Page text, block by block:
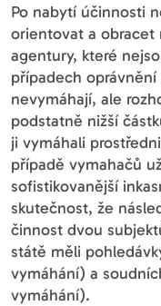
Po nabytí účinnosti
orientovat a obracet
agentury, které
případech
nevymáhají, ale
podstatně nižší
ji vymáhali
případě vymahačů
sofistikovanější
skutečnost, že
činnost dvou
státě měli
vymáhání) a
vymáhání).